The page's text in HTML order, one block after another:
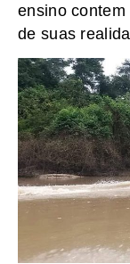
ensino
de suas